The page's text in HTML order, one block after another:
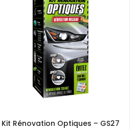
Kit Rénovation Optiques – GS27